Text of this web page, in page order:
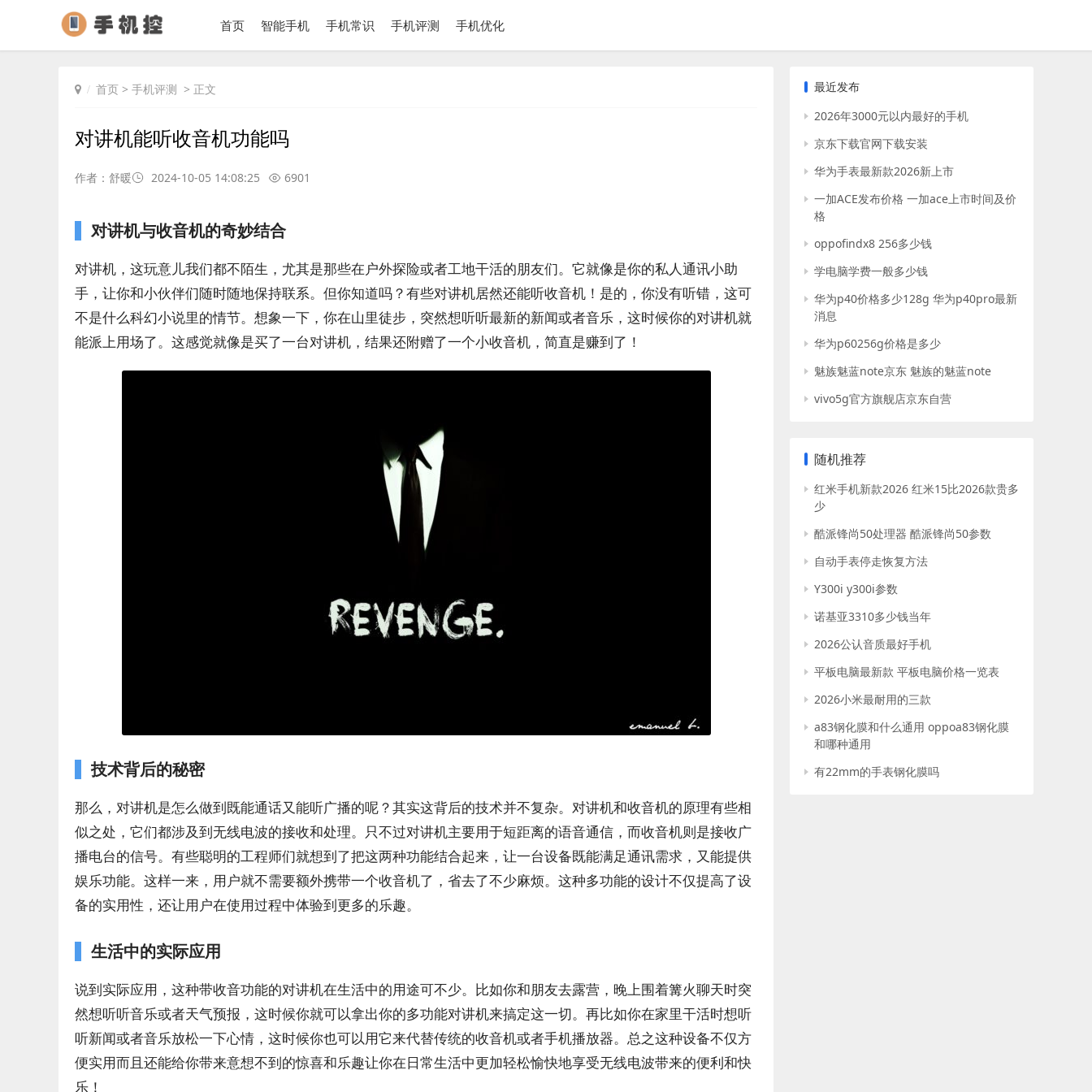
首页 智能手机 手机常识 手机评测 手机优化
首页 > 手机评测 > 正文
对讲机能听收音机功能吗
作者：舒暖 2024-10-05 14:08:25 6901
对讲机与收音机的奇妙结合
对讲机，这玩意儿我们都不陌生，尤其是那些在户外探险或者工地干活的朋友们。它就像是你的私人通讯小助
手，让你和小伙伴们随时随地保持联系。但你知道吗？有些对讲机居然还能听收音机！是的，你没有听错，这可
不是什么科幻小说里的情节。想象一下，你在山里徒步，突然想听听最新的新闻或者音乐，这时候你的对讲机就
能派上用场了。这感觉就像是买了一台对讲机，结果还附赠了一个小收音机，简直是赚到了！
技术背后的秘密
那么，对讲机是怎么做到既能通话又能听广播的呢？其实这背后的技术并不复杂。对讲机和收音机的原理有些相
似之处，它们都涉及到无线电波的接收和处理。只不过对讲机主要用于短距离的语音通信，而收音机则是接收广
播电台的信号。有些聪明的工程师们就想到了把这两种功能结合起来，让一台设备既能满足通讯需求，又能提供
娱乐功能。这样一来，用户就不需要额外携带一个收音机了，省去了不少麻烦。这种多功能的设计不仅提高了设
备的实用性，还让用户在使用过程中体验到更多的乐趣。
生活中的实际应用
说到实际应用，这种带收音功能的对讲机在生活中的用途可不少。比如你和朋友去露营，晚上围着篝火聊天时突
然想听听音乐或者天气预报，这时候你就可以拿出你的多功能对讲机来搞定这一切。再比如你在家里干活时想听
听新闻或者音乐放松一下心情，这时候你也可以用它来代替传统的收音机或者手机播放器。总之这种设备不仅方
便实用而且还能给你带来意想不到的惊喜和乐趣让你在日常生活中更加轻松愉快地享受无线电波带来的便利和快
乐！
最近发布
2026年3000元以内最好的手机
京东下载官网下载安装
华为手表最新款2026新上市
一加ACE发布价格 一加ace上市时间及价
格
oppofindx8 256多少钱
学电脑学费一般多少钱
华为p40价格多少128g 华为p40pro最新
消息
华为p60256g价格是多少
魅族魅蓝note京东 魅族的魅蓝note
vivo5g官方旗舰店京东自营
随机推荐
红米手机新款2026 红米15比2026款贵多
少
酷派锋尚50处理器 酷派锋尚50参数
自动手表停走恢复方法
Y300i y300i参数
诺基亚3310多少钱当年
2026公认音质最好手机
平板电脑最新款 平板电脑价格一览表
2026小米最耐用的三款
a83钢化膜和什么通用 oppoa83钢化膜
和哪种通用
有22mm的手表钢化膜吗